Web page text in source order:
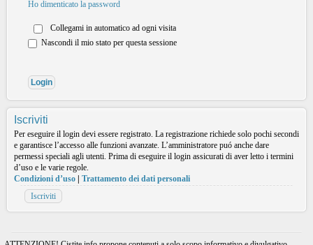
Ho dimenticato la password
Collegami in automatico ad ogni visita
Nascondi il mio stato per questa sessione
Iscriviti
Per eseguire il login devi essere registrato. La registrazione richiede solo pochi secondi
e garantisce l’accesso alle funzioni avanzate. L’amministratore puó anche dare
permessi speciali agli utenti. Prima di eseguire il login assicurati di aver letto i termini
d’uso e le varie regole.
Condizioni d’uso
Trattamento dei dati personali
Iscriviti